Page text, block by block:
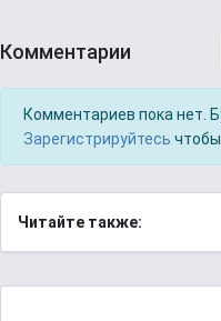
Комментарии
Комментариев пока нет.
Зарегистрируйтесь
Читайте также: